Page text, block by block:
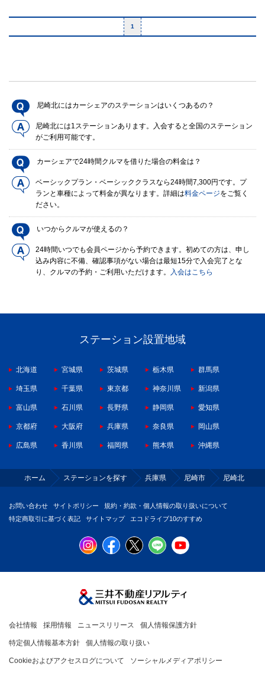
1
尼崎北にはカーシェアのステーションはいくつあるの？
尼崎北には1ステーションあります。入会すると全国のステーション
がご利用可能です。
カーシェアで24時間クルマを借りた場合の料金は？
ベーシックプラン・ベーシッククラスなら24時間7,300円です。プ
ランと車種によって料金が異なります。詳細は料金ページをご覧く
ださい。
いつからクルマが使えるの？
24時間いつでも会員ページから予約できます。初めての方は、申し
込み内容に不備、確認事項がない場合は最短15分で入会完了とな
り、クルマの予約・ご利用いただけます。
入会はこちら
ステーション設置地域
北海道 宮城県 茨城県 栃木県 群馬県
埼玉県 千葉県 東京都 神奈川県 新潟県
富山県 石川県 長野県 静岡県 愛知県
京都府 大阪府 兵庫県 奈良県 岡山県
広島県 香川県 福岡県 熊本県 沖縄県
ホーム ステーションを探す 兵庫県 尼崎市 尼崎北
お問い合わせ サイトポリシー
規約・約款・個人情報の取り扱いについて
特定商取引に基づく表記
サイトマップ エコドライブ10のすすめ
会社情報 採用情報 ニュースリリース 個人情報保護方針
特定個人情報基本方針 個人情報の取り扱い
Cookieおよびアクセスログについて ソーシャルメディアポリシー